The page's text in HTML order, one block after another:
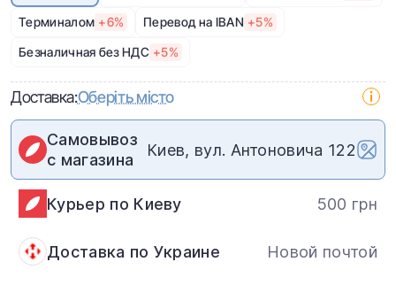
Терминалом +6% Перевод на IBAN +5%
Безналичная без НДС +5%
Доставка:Оберіть місто
Самовывоз
с магазина
Киев, вул. Антоновича 122
Курьер по Киеву 500 грн
Доставка по Украине Новой почтой